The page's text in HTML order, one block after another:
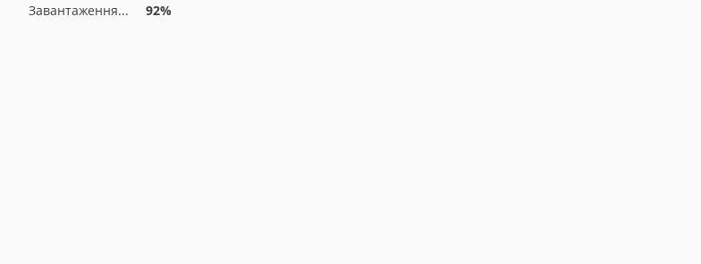
Завантаження... 92%